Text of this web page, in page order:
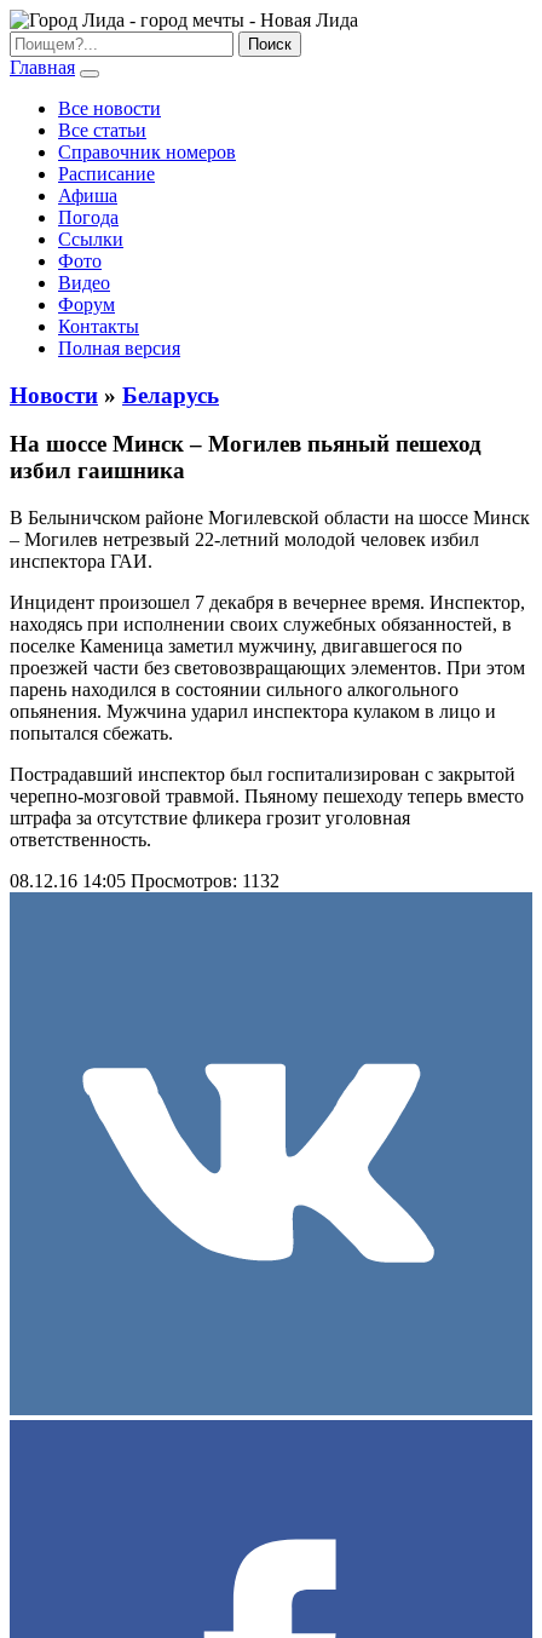
Главная
Все новости
Все статьи
Справочник номеров
Расписание
Афиша
Погода
Ссылки
Фото
Видео
Форум
Контакты
Полная версия
Новости » Беларусь
На шоссе Минск – Могилев пьяный пешеход
избил гаишника
В Белыничском районе Могилевской области на шоссе Минск
– Могилев нетрезвый 22-летний молодой человек избил
инспектора ГАИ.
Инцидент произошел 7 декабря в вечернее время. Инспектор,
находясь при исполнении своих служебных обязанностей, в
поселке Каменица заметил мужчину, двигавшегося по
проезжей части без световозвращающих элементов. При этом
парень находился в состоянии сильного алкогольного
опьянения. Мужчина ударил инспектора кулаком в лицо и
попытался сбежать.
Пострадавший инспектор был госпитализирован с закрытой
черепно-мозговой травмой. Пьяному пешеходу теперь вместо
штрафа за отсутствие фликера грозит уголовная
ответственность.
08.12.16 14:05 Просмотров: 1132